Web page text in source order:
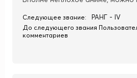
Следующее звание: РАНГ - IV
До следующего звания
комментариев